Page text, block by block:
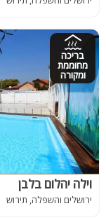
בריכה
מחוממת
ומקורה
וילה יהלום בלבן
ירושלים והשפלה, תירוש